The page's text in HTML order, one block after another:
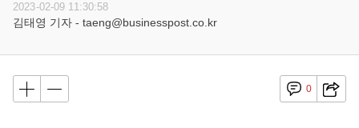
2023-02-09 11:30:58
김태영 기자 - taeng@businesspost.co.kr
0